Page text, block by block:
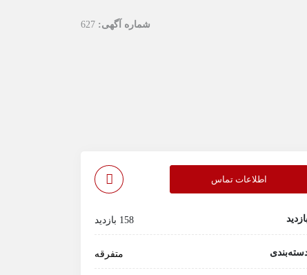
شماره آگهی: 627
اطلاعات تماس
158 بازدید
متفرقه